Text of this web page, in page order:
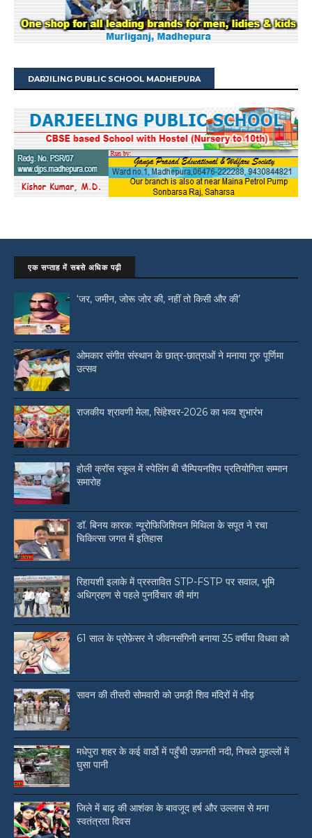
DARJILING PUBLIC SCHOOL MADHEPURA
एक सप्ताह में सबसे अधिक पढ़ी
‘जर, जमीन, जोरू जोर की, नहीं तो किसी और की’
ओमकार संगीत संस्थान के छात्र-छात्राओं ने मनाया गुरु पूर्णिमा
उत्सव
राजकीय श्रावणी मेला, सिंहेश्वर-2026 का भव्य शुभारंभ
होली क्रॉस स्कूल में स्पेलिंग बी चैम्पियनशिप प्रतियोगिता सम्मान
समारोह
डॉ. बिनय कारक: न्यूरोफिजिशियन मिथिला के सपूत ने रचा
चिकित्सा जगत में इतिहास
रिहायशी इलाके में प्रस्तावित STP-FSTP पर सवाल, भूमि
अधिग्रहण से पहले पुनर्विचार की मांग
61 साल के प्रोफ़ेसर ने जीवनसंगिनी बनाया 35 वर्षीया विधवा को
सावन की तीसरी सोमवारी को उमड़ी शिव मंदिरों में भीड़
मधेपुरा शहर के कई वार्डो में पहुँची उफ़नती नदी, निचले मुहल्लों में
घुसा पानी
जिले में बाढ़ की आशंका के बावजूद हर्ष और उल्लास से मना
स्वतंत्रता दिवस